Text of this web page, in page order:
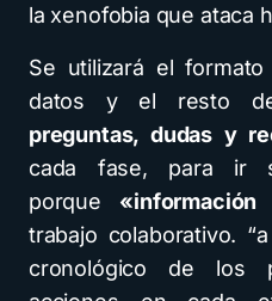
la xenofobia que ataca
Se utilizará el
datos y el resto
preguntas, dudas y
cada fase, para ir
porque
trabajo colaborativo.
cronológico de los